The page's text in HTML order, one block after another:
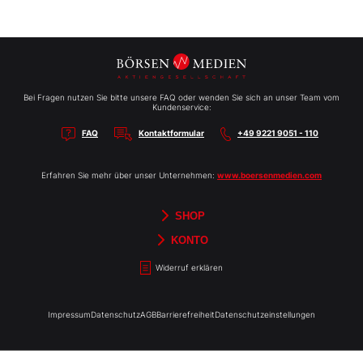
Bei Fragen nutzen Sie bitte unsere FAQ oder wenden Sie sich an unser Team vom
Kundenservice:
FAQ Kontaktformular +49 9221 9051 - 110
Erfahren Sie mehr über unser Unternehmen: www.boersenmedien.com
SHOP
Börsenbriefe
Aktien-Reports
HEBELTRADER
TradingDay
Newsletter
Merchandise
Gutscheine
KONTO
Widerruf erklären
ImpressumDatenschutzAGBBarrierefreiheitDatenschutzeinstellungen